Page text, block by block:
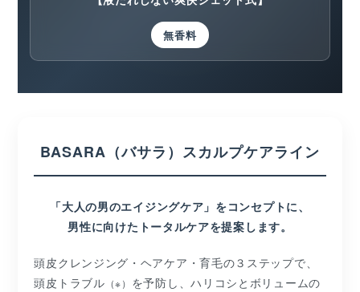
無香料
BASARA（バサラ）スカルプケアライン
「大人の男のエイジングケア」をコンセプトに、
男性に向けたトータルケアを提案します。
頭皮クレンジング・ヘアケア・育毛の３ステップで、
頭皮トラブル （※） を予防し、ハリコシとボリュームの